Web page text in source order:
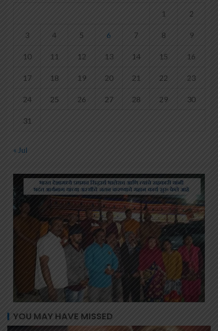
1 2
3 4 5 6 7 8 9
10 11 12 13 14 15 16
17 18 19 20 21 22 23
24 25 26 27 28 29 30
31
« Jul
YOU MAY HAVE MISSED